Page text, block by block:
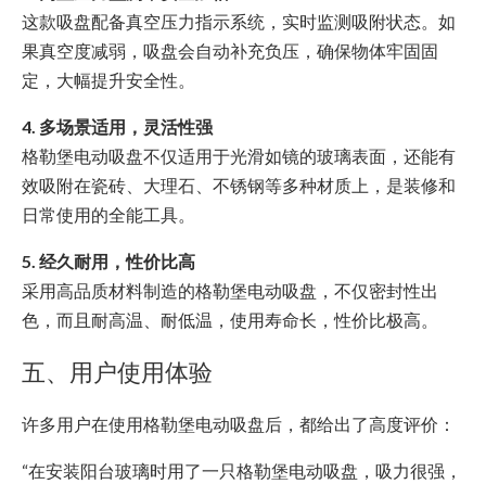
这款吸盘配备真空压力指示系统，实时监测吸附状态。如
果真空度减弱，吸盘会自动补充负压，确保物体牢固固
定，大幅提升安全性。
4. 多场景适用，灵活性强
格勒堡电动吸盘不仅适用于光滑如镜的玻璃表面，还能有
效吸附在瓷砖、大理石、不锈钢等多种材质上，是装修和
日常使用的全能工具。
5. 经久耐用，性价比高
采用高品质材料制造的格勒堡电动吸盘，不仅密封性出
色，而且耐高温、耐低温，使用寿命长，性价比极高。
五、用户使用体验
许多用户在使用格勒堡电动吸盘后，都给出了高度评价：
“在安装阳台玻璃时用了一只格勒堡电动吸盘，吸力很强，